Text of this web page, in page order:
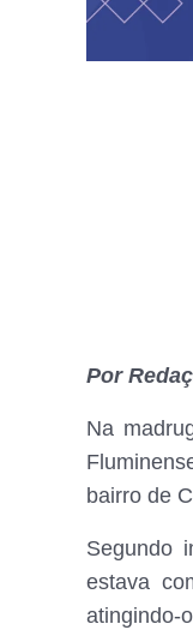
Por
Na
bairro de
Segundo
estava
atingindo-